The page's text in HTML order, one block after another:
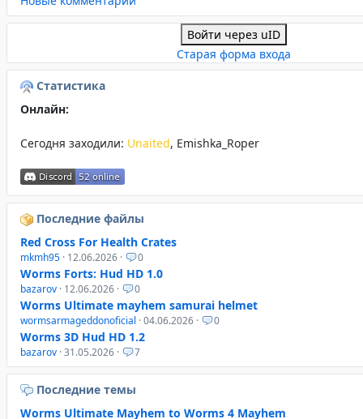
Войти через uID
Старая форма входа
Статистика
Онлайн:
Сегодня заходили: Unaited, Emishka_Roper
Последние файлы
Red Cross For Health Crates
mkmh95 · 12.06.2026 · 0
Worms Forts: Hud HD 1.0
bazarov · 12.06.2026 · 0
Worms Ultimate mayhem samurai helmet
wormsarmageddonoficial · 04.06.2026 · 0
Worms 3D Hud HD 1.2
bazarov · 31.05.2026 · 7
Последние темы
Worms Ultimate Mayhem to Worms 4 Mayhem